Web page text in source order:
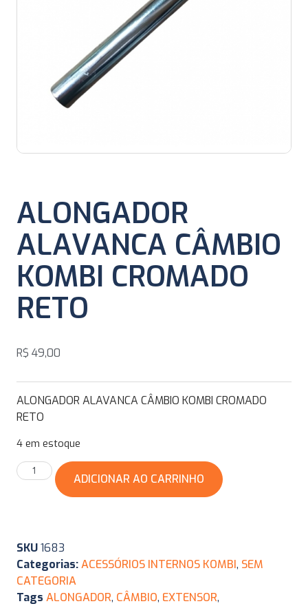
ALONGADOR
ALAVANCA CÂMBIO
KOMBI CROMADO
RETO
R$ 49,00
ALONGADOR ALAVANCA CÂMBIO KOMBI CROMADO
RETO
4 em estoque
ADICIONAR AO CARRINHO
SKU1683
Categorias:ACESSÓRIOS INTERNOS KOMBI, SEM
CATEGORIA
Tags ALONGADOR, CÂMBIO, EXTENSOR,